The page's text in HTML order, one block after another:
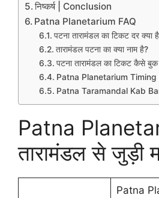
निष्कर्ष | Conclusion
Patna Planetarium FAQ
पटना तारामंडल का टिकट दर क्या
तारामंडल पटना का क्या नाम है?
पटना तारामंडल का टिकट कैसे
Patna Planetarium Timing
Patna Taramandal Kab
Patna
तारामंडल से जुड़ी
Patna